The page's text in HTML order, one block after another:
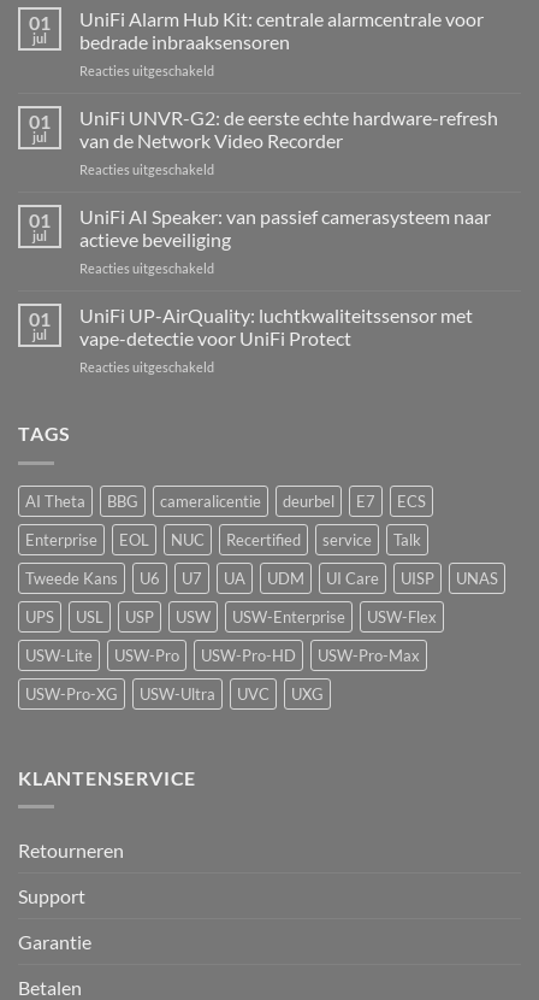
01
jul
UniFi Alarm Hub Kit: centrale alarmcentrale voor
bedrade inbraaksensoren
Reacties uitgeschakeldvoor
Alarm
Kit:
centrale
voor
inbraaksensoren
01
jul
UniFi UNVR-G2: de eerste echte hardware-refresh
van de Network Video Recorder
Reacties uitgeschakeldvoor
de
eerste
hardware-
refresh
de
01
jul
UniFi AI Speaker: van passief camerasysteem naar
actieve beveiliging
Reacties uitgeschakeldvoor
Speaker:
van
passief
01
jul
UniFi UP-AirQuality: luchtkwaliteitssensor met
vape-detectie voor UniFi Protect
Reacties uitgeschakeldvoor
vape-
detectie
voor
UniFi
Protect
TAGS
AI Theta BBG cameralicentie deurbel E7
ECS
Enterprise
EOL NUC Recertified service
Talk
Tweede Kans
U6 U7 UA UDM UI Care UISP
UNAS
UPS
USL USP USW USW-Enterprise
USW-Flex
USW-Lite
USW-Pro USW-Pro-HD
USW-Pro-Max
USW-Pro-XG
USW-Ultra UVC UXG
KLANTENSERVICE
Retourneren
Support
Garantie
Betalen